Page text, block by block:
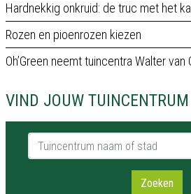
Hardnekkig onkruid: de truc met het
Rozen en pioenrozen kiezen
Oh’Green neemt tuincentra Walter
VIND JOUW TUINCENTRUM
Tuincentrum naam of stad
Zoeken